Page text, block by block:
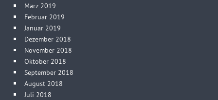
März 2019
Februar 2019
Januar 2019
Dezember 2018
November 2018
Oktober 2018
September 2018
August 2018
Juli 2018